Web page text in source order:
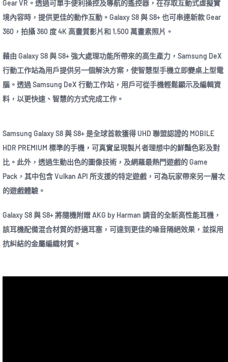
Gear VR。透過可單手便利操控及導航的遙控器，在存取互動式虛擬實
境內容時，提供更佳的動作互動。Galaxy S8 與 S8+ 也可串連新款 Gear
360，拍攝 360 度 4K 高畫質影片和 1,500 萬畫素照片。
藉由 Galaxy S8 與 S8+ 強大處理功能所帶來的高生產力，Samsung DeX
行動工作站為用戶提供另一個解決方案，使智慧型手機立即變桌上型電
腦。透過 Samsung DeX 行動工作站，用戶可從手機輕鬆顯示及編輯資
料，以更快速、智慧的方式完成工作。
Samsung Galaxy S8 與 S8+ 是全球首款獲得 UHD 聯盟認證的 MOBILE
HDR PREMIUM 標準的手機，可真實呈現製片者理想中的鮮豔色彩及對
比。此外，透過生動出色的圖像技術，及網羅最熱門遊戲的 Game
Pack，其中包含 Vulkan API 所支援的特定遊戲，可為玩家帶來另一層次
的遊戲體驗。
Galaxy S8 與 S8+ 將隨機附贈 AKG by Harman 調音的全新高性能耳機，
該耳機配備混合材質的舒適耳塞，可達到更佳的噪音隔絕效果，並採用
抗糾結的金屬編織材質。